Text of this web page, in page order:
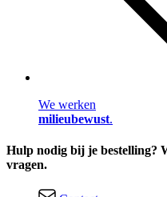
We werken
milieubewust.
Hulp nodig bij je bestelling?
vragen.